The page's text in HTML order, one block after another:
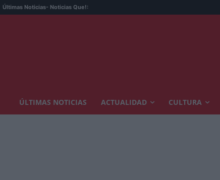
Últimas Noticias- Noticias Que!:
ÚLTIMAS NOTICIAS ACTUALIDAD CULTURA